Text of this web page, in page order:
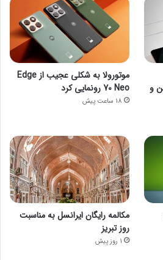
و
موتورولا به شکلی عجیب از Edge
70 Neo رونمایی کرد
18 ساعت پیش
مکالمه رایگان ایرانسل به مناسبت
روز تبریز
1 روز پیش